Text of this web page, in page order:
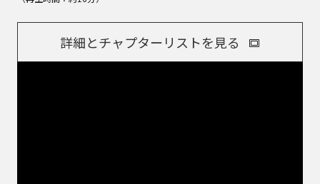
詳細とチャプターリストを見る